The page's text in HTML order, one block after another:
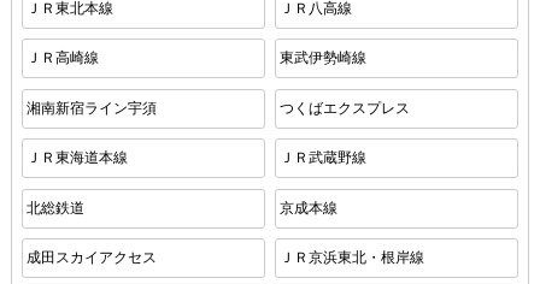
ＪＲ東北本線 ＪＲ八高線
ＪＲ高崎線 東武伊勢崎線
湘南新宿ライン宇須 つくばエクスプレス
ＪＲ東海道本線 ＪＲ武蔵野線
北総鉄道 京成本線
成田スカイアクセス ＪＲ京浜東北・根岸線